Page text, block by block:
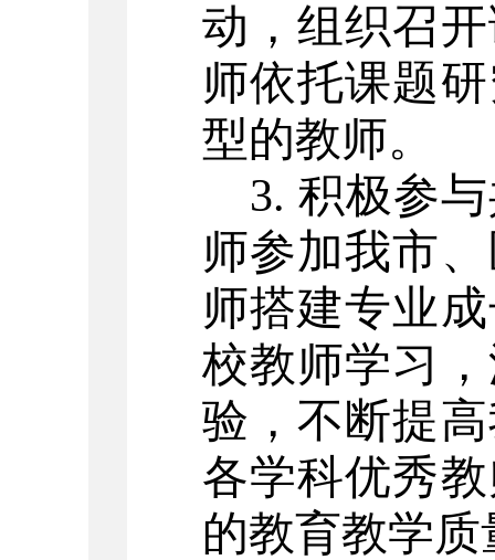
动，组织召
师依托课题
型的教师。
3. 积极参
师参加我市
师搭建专业
校教师学习
验，不断提
各学科优秀
的教育教学